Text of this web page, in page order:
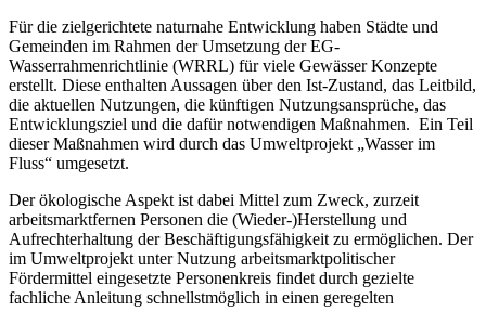
Für die zielgerichtete naturnahe Entwicklung haben Städte und
Gemeinden im Rahmen der Umsetzung der EG-
Wasserrahmenrichtlinie (WRRL) für viele Gewässer Konzepte
erstellt. Diese enthalten Aussagen über den Ist-Zustand, das Leitbild,
die aktuellen Nutzungen, die künftigen Nutzungsansprüche, das
Entwicklungsziel und die dafür notwendigen Maßnahmen. Ein Teil
dieser Maßnahmen wird durch das Umweltprojekt „Wasser im
Fluss“ umgesetzt.
Der ökologische Aspekt ist dabei Mittel zum Zweck, zurzeit
arbeitsmarktfernen Personen die (Wieder-)Herstellung und
Aufrechterhaltung der Beschäftigungsfähigkeit zu ermöglichen. Der
im Umweltprojekt unter Nutzung arbeitsmarktpolitischer
Fördermittel eingesetzte Personenkreis findet durch gezielte
fachliche Anleitung schnellstmöglich in einen geregelten